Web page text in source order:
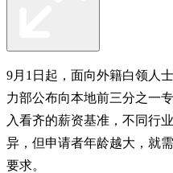
9月1日起，面向外籍白领人
力部公布向本地前三分之一
入看齐的薪资基准，不同行
异，但申请者年龄越大，就
要求。